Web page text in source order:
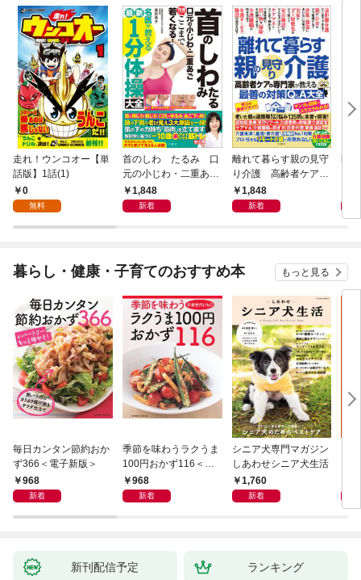
走れ！ウンコオー【単
話版】1話(1)
0
無料
首のしわ たるみ 口
元の小じわ・二重あ
ご 何歳からでもここ
まで若くなる！ 名医
1,848
新着
離れて暮らす親の見守
り介護 高齢者ケアの
専門家が教える最善の
対策Q＆A大全
1,848
新着
暮らし・健康・子育てのおすすめ本 もっと見る
毎日カンタン節約おか
ず366＜電子新版＞
968
新着
季節を味わうラクうま
100円おかず116＜電
子新版＞
968
新着
シニア犬専門マガジン
しあわせシニア犬生活
1,760
新着
新刊配信予定 ランキング